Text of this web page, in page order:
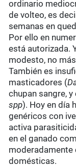
ordinario
de volteo, es
semanas en
Por ello en
está autorizada.
modesto, no
También es
masticadores (
chupan sangre,
spp). Hoy en día
genéricos con
activa
en el ganado
moderadamente
domésticas.